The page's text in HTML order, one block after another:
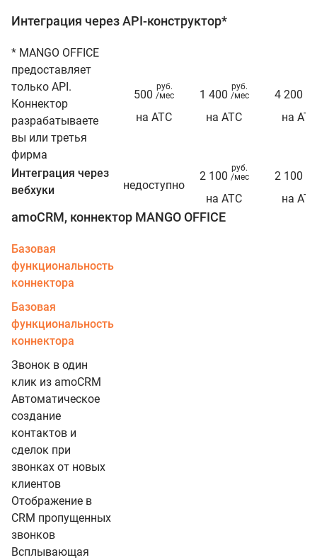
Интеграция через API-конструктор*
* MANGO OFFICE
предоставляет
только API.
Коннектор
разрабатываете
вы или третья
фирма
500
руб.
/мес
на АТС
1 400
руб.
/мес
на АТС
4 200
на АТС
Интеграция через
вебхуки
недоступно
2 100
руб.
/мес
на АТС
2 100
на АТС
amoCRM, коннектор MANGO OFFICE
Базовая
функциональность
коннектора
Базовая
функциональность
коннектора
Звонок в один
клик из amoCRM
Автоматическое
создание
контактов и
сделок при
звонках от новых
клиентов
Отображение в
CRM пропущенных
звонков
Всплывающая